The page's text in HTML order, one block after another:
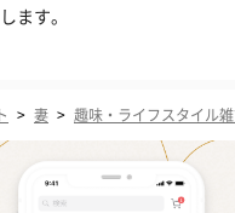
ます。
> 妻 > 趣味・ライフスタイル